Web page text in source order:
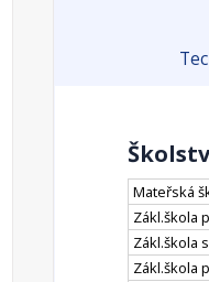
Mateřská
Zákl.škola
Zákl.škola
Zákl.škola